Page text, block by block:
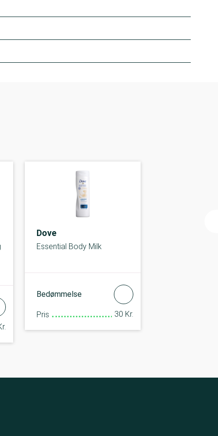
Dove
Essential Body Milk
Bedømmelse
Pris 30 Kr.